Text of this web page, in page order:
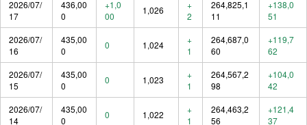
2026/07/
17
436,00
0
+1,0
00
1,026
+
2
264,825,1
11
+138,0
51
2026/07/
16
435,00
0
0 1,024
+
1
264,687,0
60
+119,7
62
2026/07/
15
435,00
0
0 1,023
+
1
264,567,2
98
+104,0
42
2026/07/
14
435,00
0
0 1,022
+
1
264,463,2
56
+121,4
37